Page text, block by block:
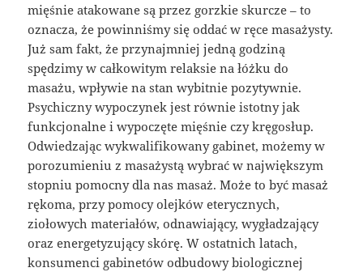
mięśnie atakowane są przez gorzkie skurcze – to
oznacza, że powinniśmy się oddać w ręce masażysty.
Już sam fakt, że przynajmniej jedną godziną
spędzimy w całkowitym relaksie na łóżku do
masażu, wpływie na stan wybitnie pozytywnie.
Psychiczny wypoczynek jest równie istotny jak
funkcjonalne i wypoczęte mięśnie czy kręgosłup.
Odwiedzając wykwalifikowany gabinet, możemy w
porozumieniu z masażystą wybrać w największym
stopniu pomocny dla nas masaż. Może to być masaż
rękoma, przy pomocy olejków eterycznych,
ziołowych materiałów, odnawiający, wygładzający
oraz energetyzujący skórę. W ostatnich latach,
konsumenci gabinetów odbudowy biologicznej